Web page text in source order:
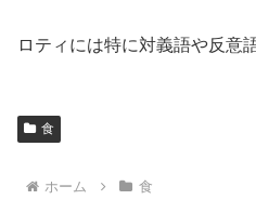
ロティには特に対義語や反意
食
ホーム 食